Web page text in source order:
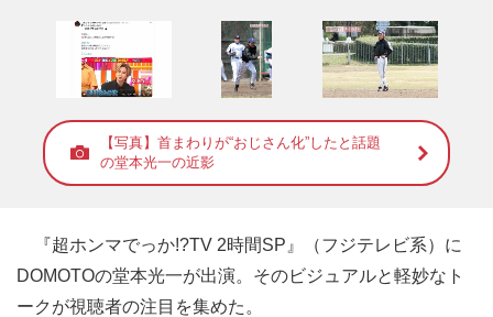
【写真】首まわりが“おじさん化”したと話題
の堂本光一の近影
『超ホンマでっか!?TV 2時間SP』（フジテレビ系）に
DOMOTOの堂本光一が出演。そのビジュアルと軽妙なト
ークが視聴者の注目を集めた。